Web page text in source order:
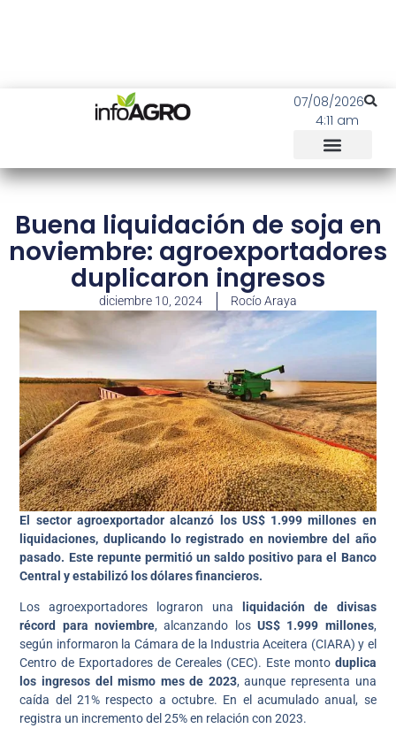
07/08/2026
4:11 am
Buena liquidación de soja en
noviembre: agroexportadores
duplicaron ingresos
diciembre 10, 2024 Rocío Araya
El sector agroexportador alcanzó los US$ 1.999 millones en
liquidaciones, duplicando lo registrado en noviembre del año
pasado. Este repunte permitió un saldo positivo para el Banco
Central y estabilizó los dólares financieros.
Los agroexportadores lograron una
liquidación de divisas
récord para noviembre, alcanzando los US$ 1.999 millones,
según informaron la Cámara de la Industria Aceitera (CIARA) y el
Centro de Exportadores de Cereales (CEC). Este monto duplica
los ingresos del mismo mes de 2023, aunque representa una
caída del 21% respecto a octubre. En el acumulado anual, se
registra un incremento del 25% en relación con 2023.